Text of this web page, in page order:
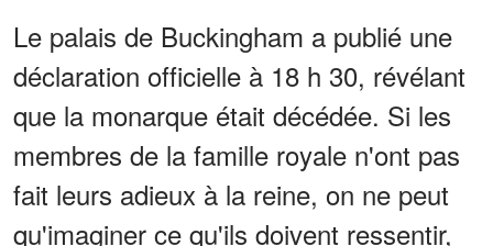
Le palais de Buckingham a publié une
déclaration officielle à 18 h 30, révélant
que la monarque était décédée. Si les
membres de la famille royale n'ont pas
fait leurs adieux à la reine, on ne peut
qu'imaginer ce qu'ils doivent ressentir,